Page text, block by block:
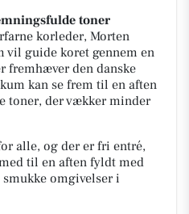
toner
korleder, Morten
vil guide koret gennem en
fremhæver den danske
kan se frem til en aften
toner, der vækker minder
alle, og der er fri entré,
til en aften fyldt med
omgivelser i